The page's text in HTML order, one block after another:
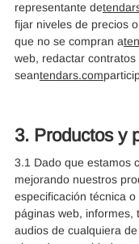
representante de
fijar niveles de precios
que no se compran a
web, redactar
seantendars.com
3. Productos y
3.1 Dado que estamos
mejorando nuestros
especificación técnica
páginas web, informes,
audios de cualquiera